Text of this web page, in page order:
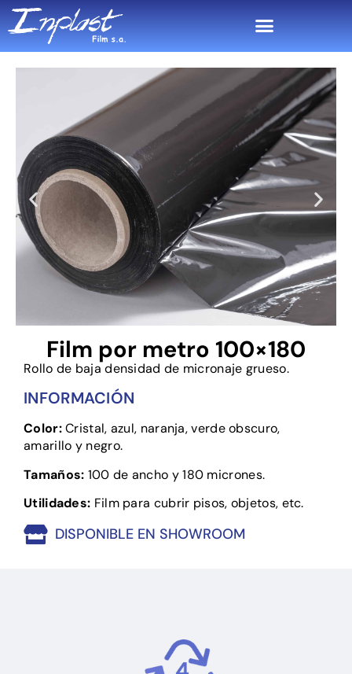
Film por metro 100×180
Rollo de baja densidad de micronaje grueso.
INFORMACIÓN
Color:Cristal, azul, naranja, verde obscuro,
amarillo y negro.
Tamaños: 100 de ancho y 180 micrones.
Utilidades: Film para cubrir pisos, objetos, etc.
DISPONIBLE EN SHOWROOM